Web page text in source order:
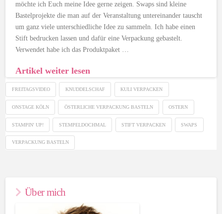
möchte ich Euch meine Idee gerne zeigen. Swaps sind kleine
Bastelprojekte die man auf der Veranstaltung untereinander tauscht
um ganz viele unterschiedliche Idee zu sammeln. Ich habe einen
Stift bedrucken lassen und dafür eine Verpackung gebastelt.
Verwendet habe ich das Produktpaket …
Artikel weiter lesen
FREITAGSVIDEO KNUDDELSCHAF KULI VERPACKEN
ONSTAGE KÖLN ÖSTERLICHE VERPACKUNG BASTELN OSTERN
STAMPIN' UP! STEMPELDOCHMAL STIFT VERPACKEN SWAPS
VERPACKUNG BASTELN
Über mich